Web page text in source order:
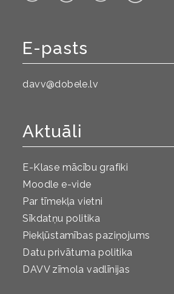
E-pasts
davv@dobele.lv
Aktuāli
E-Klase mācību grafiki
Moodle e-vide
Par tīmekļa vietni
Sīkdatņu politika
Piekļūstamības paziņojums
Datu privātuma politika
DAVV zīmola vadlīnijas